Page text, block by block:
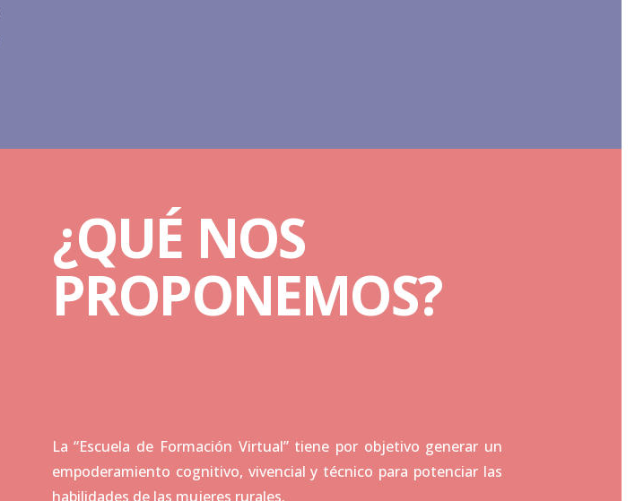
¿QUÉ NOS
PROPONEMOS?
La “Escuela de Formación Virtual” tiene por objetivo generar un
empoderamiento cognitivo, vivencial y técnico para potenciar las
habilidades de las mujeres rurales.